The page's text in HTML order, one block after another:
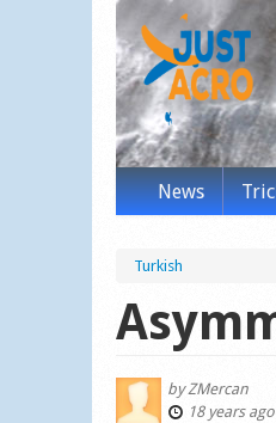
News
Turkish
byZMercan
18 years ago